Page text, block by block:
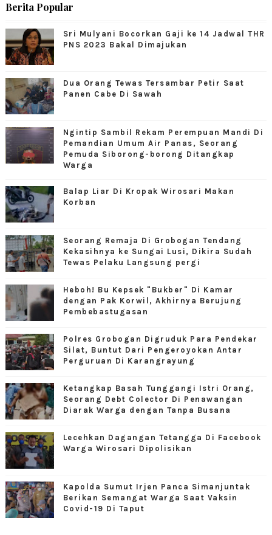
Berita Popular
Sri Mulyani Bocorkan Gaji ke 14 Jadwal THR
PNS 2023 Bakal Dimajukan
Dua Orang Tewas Tersambar Petir Saat
Panen Cabe Di Sawah
Ngintip Sambil Rekam Perempuan Mandi Di
Pemandian Umum Air Panas, Seorang
Pemuda Siborong-borong Ditangkap
Warga
Balap Liar Di Kropak Wirosari Makan
Korban
Seorang Remaja Di Grobogan Tendang
Kekasihnya ke Sungai Lusi, Dikira Sudah
Tewas Pelaku Langsung pergi
Heboh! Bu Kepsek "Bukber" Di Kamar
dengan Pak Korwil, Akhirnya Berujung
Pembebastugasan
Polres Grobogan Digruduk Para Pendekar
Silat, Buntut Dari Pengeroyokan Antar
Perguruan Di Karangrayung
Ketangkap Basah Tunggangi Istri Orang,
Seorang Debt Colector Di Penawangan
Diarak Warga dengan Tanpa Busana
Lecehkan Dagangan Tetangga Di Facebook
Warga Wirosari Dipolisikan
Kapolda Sumut Irjen Panca Simanjuntak
Berikan Semangat Warga Saat Vaksin
Covid-19 Di Taput